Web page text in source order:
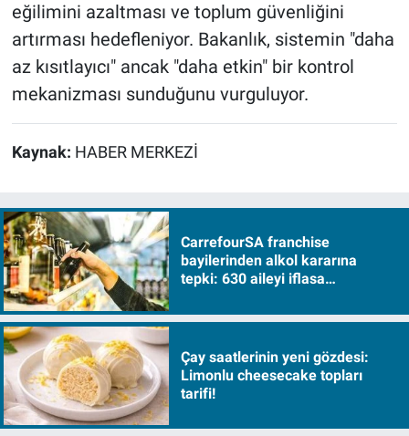
eğilimini azaltması ve toplum güvenliğini
artırması hedefleniyor. Bakanlık, sistemin "daha
az kısıtlayıcı" ancak "daha etkin" bir kontrol
mekanizması sunduğunu vurguluyor.
Kaynak: HABER MERKEZİ
CarrefourSA franchise
bayilerinden alkol kararına
tepki: 630 aileyi iflasa
Çay saatlerinin yeni gözdesi:
Limonlu cheesecake topları
tarifi!